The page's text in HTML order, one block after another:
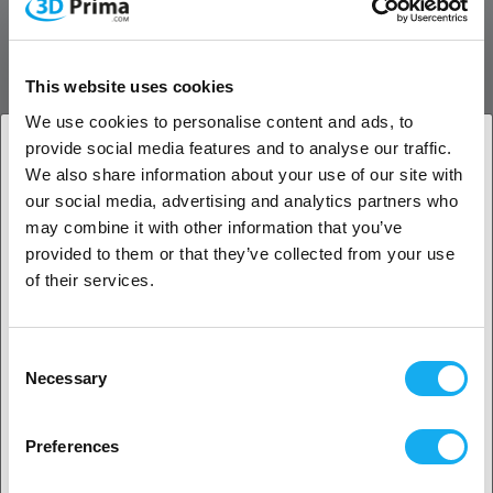
This website uses cookies
We use cookies to personalise content and ads, to
provide social media features and to analyse our traffic.
We also share information about your use of our site with
our social media, advertising and analytics partners who
may combine it with other information that you’ve
provided to them or that they’ve collected from your use
of their services.
Selection
Necessary
Preferences
Obserwowane
Informacje o bezpieczeństwie
OPIS PRODUKTU
Wszechstronna matowa folia winylowa do
trwałych projektów
Dostępna w wielu matowych kolorach i dwóch rozmiarach: 30,5 x 180
Eleganckie matowe wykończenie do każdego
projektu
nieodblaskową powierzchnię, która nadaje styl każdemu projektowi
DIY lub profesjonalnemu. Dostępna w wielu pięknych matowych
1. Jesteś klientem biznesowym, czy klientem
indywidualnym?